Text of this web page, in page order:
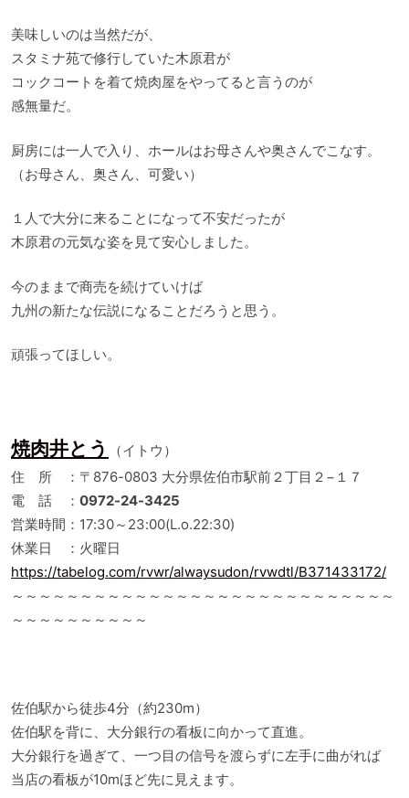
美味しいのは当然だが、
スタミナ苑で修行していた木原君が
コックコートを着て焼肉屋をやってると言うのが
感無量だ。
厨房には一人で入り、ホールはお母さんや奥さんでこなす。
（お母さん、奥さん、可愛い）
１人で大分に来ることになって不安だったが
木原君の元気な姿を見て安心しました。
今のままで商売を続けていけば
九州の新たな伝説になることだろうと思う。
頑張ってほしい。
焼肉井とう
（イトウ）
住 所 ：〒876-0803 大分県佐伯市駅前２丁目２−１７
電 話 ： 0972-24-3425
営業時間：17:30～23:00(L.o.22:30)
休業日 ：火曜日
https://tabelog.com/rvwr/alwaysudon/rvwdtl/B371433172/
～～～～～～～～～～～～～～～～～～～～～～～～～～～～
～～～～～～～～～～
佐伯駅から徒歩4分（約230m）
佐伯駅を背に、大分銀行の看板に向かって直進。
大分銀行を過ぎて、一つ目の信号を渡らずに左手に曲がれば
当店の看板が10mほど先に見えます。